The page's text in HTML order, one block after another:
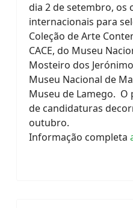
dia 2 de setembro, os
internacionais para
Coleção de Arte
CACE, do Museu
Mosteiro dos
Museu Nacional de
Museu de Lamego. O
de candidaturas
outubro.
Informação completa